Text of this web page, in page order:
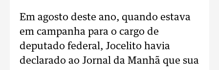
Em agosto deste ano, quando estava
em campanha para o cargo de
deputado federal, Jocelito havia
declarado ao Jornal da Manhã que sua